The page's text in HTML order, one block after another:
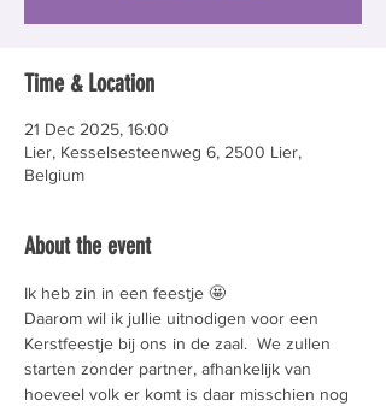
Time & Location
21 Dec 2025, 16:00
Lier, Kesselsesteenweg 6, 2500 Lier,
Belgium
About the event
Ik heb zin in een feestje 🤩
Daarom wil ik jullie uitnodigen voor een
Kerstfeestje bij ons in de zaal.  We zullen
starten zonder partner, afhankelijk van
hoeveel volk er komt is daar misschien nog